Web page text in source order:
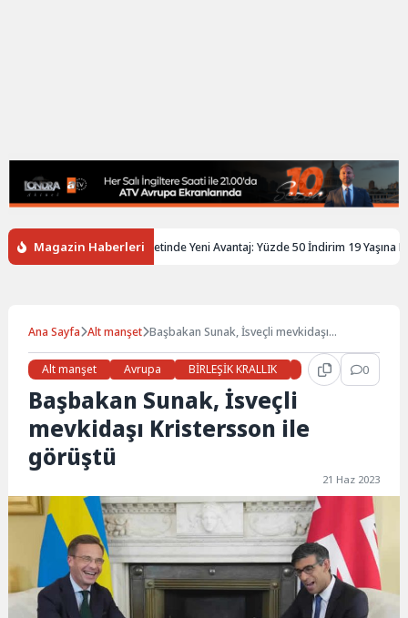
Magazin Haberleri
Gençlere Tren Biletinde Yeni Avantaj: Yüzde 50 İndirim 19 Yaşına
Ana Sayfa Alt manşet Başbakan Sunak, İsveçli mevkidaşı
Alt manşet
Avrupa BİRLEŞİK KRALLIK Gündem 0
Başbakan Sunak, İsveçli
mevkidaşı Kristersson ile
görüştü
21 Haz 2023